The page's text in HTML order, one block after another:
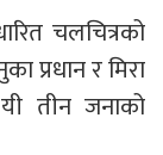
चलचित्रको
प्रधान र मिरा
यी तीन जनाको